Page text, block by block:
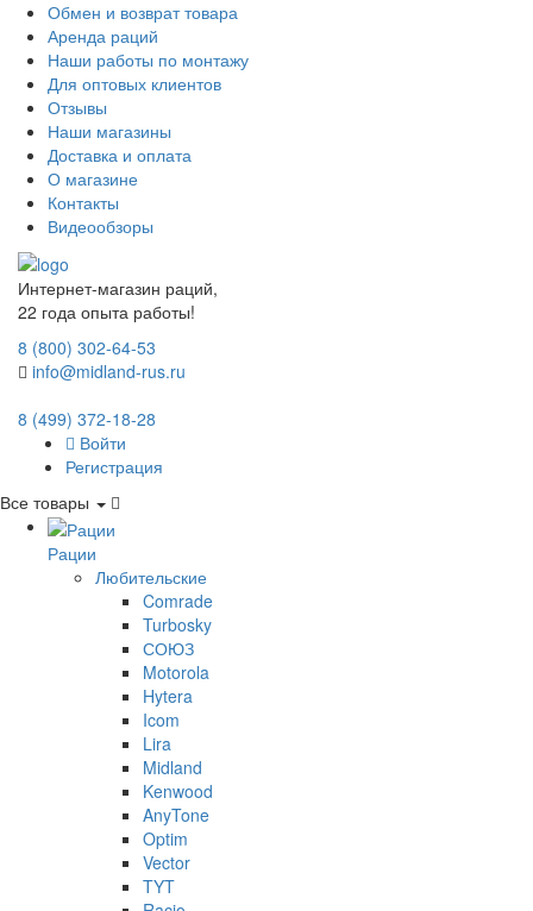
Обмен и возврат товара
Аренда раций
Наши работы по монтажу
Для оптовых клиентов
Отзывы
Наши магазины
Доставка и оплата
О магазине
Контакты
Видеообзоры
Интернет-магазин раций,
22 года опыта работы!
8 (800) 302-64-53
info@midland-rus.ru
8 (499) 372-18-28
Войти
Регистрация
Все товары
Рации
Любительские
Comrade
Turbosky
СОЮЗ
Motorola
Hytera
Icom
Lira
Midland
Kenwood
AnyTone
Optim
Vector
TYT